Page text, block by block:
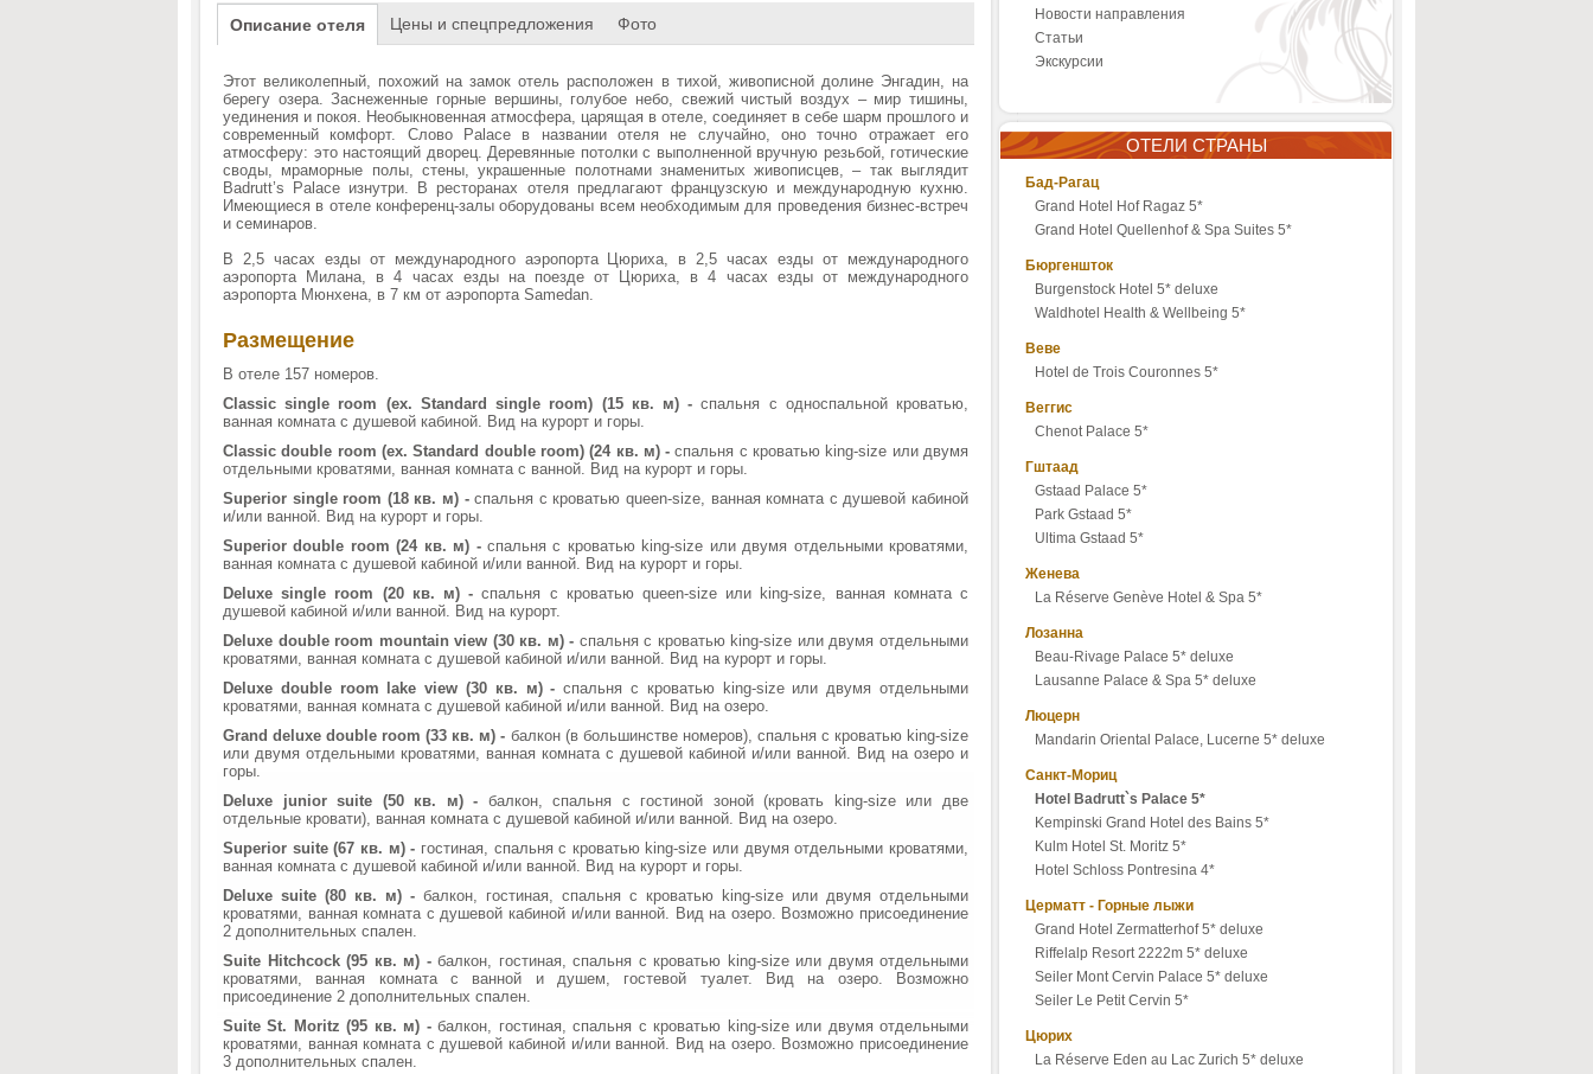
Описание отеля Цены и спецпредложения Фото
Этот великолепный, похожий на замок отель расположен в тихой, живописной долине Энгадин, на
берегу озера. Заснеженные горные вершины, голубое небо, свежий чистый воздух – мир тишины,
уединения и покоя. Необыкновенная атмосфера, царящая в отеле, соединяет в себе шарм прошлого и
современный комфорт. Слово Palace в названии отеля не случайно, оно точно отражает его
атмосферу: это настоящий дворец. Деревянные потолки с выполненной вручную резьбой, готические
своды, мраморные полы, стены, украшенные полотнами знаменитых живописцев, – так выглядит
Badrutt’s Palace изнутри. В ресторанах отеля предлагают французскую и международную кухню.
Имеющиеся в отеле конференц-залы оборудованы всем необходимым для проведения бизнес-встреч
и семинаров.
В 2,5 часах езды от международного аэропорта Цюриха, в 2,5 часах езды от международного
аэропорта Милана, в 4 часах езды на поезде от Цюриха, в 4 часах езды от международного
аэропорта Мюнхена, в 7 км от аэропорта Samedan.
Размещение
В отеле 157 номеров.
Classic single room (ex. Standard single room) (15 кв. м) - спальня с односпальной кроватью,
ванная комната с душевой кабиной. Вид на курорт и горы.
Classic double room (ex. Standard double room) (24 кв. м) -спальня с кроватью king-size или двумя
отдельными кроватями, ванная комната с ванной. Вид на курорт и горы.
Superior single room (18 кв. м) -спальня с кроватью queen-size, ванная комната с душевой кабиной
и/или ванной. Вид на курорт и горы.
Superior double room (24 кв. м) -спальня с кроватью king-size или двумя отдельными кроватями,
ванная комната с душевой кабиной и/или ванной. Вид на курорт и горы.
Deluxe single room (20 кв. м) -спальня с кроватью queen-size или king-size, ванная комната с
душевой кабиной и/или ванной. Вид на курорт.
Deluxe double room mountain view (30 кв. м) - спальня с кроватью king-size или двумя отдельными
кроватями, ванная комната с душевой кабиной и/или ванной. Вид на курорт и горы.
Deluxe double room lake view (30 кв. м) -спальня с кроватью king-size или двумя отдельными
кроватями, ванная комната с душевой кабиной и/или ванной. Вид на озеро.
Grand deluxe double room (33 кв. м) - балкон (в большинстве номеров), спальня с кроватью king-size
или двумя отдельными кроватями, ванная комната с душевой кабиной и/или ванной. Вид на озеро и
горы.
Deluxe junior suite (50 кв. м) - балкон, спальня с гостиной зоной (кровать king-size или две
отдельные кровати), ванная комната с душевой кабиной и/или ванной. Вид на озеро.
Superior suite (67 кв. м) - гостиная, спальня с кроватью king-size или двумя отдельными кроватями,
ванная комната с душевой кабиной и/или ванной. Вид на курорт и горы.
Deluxe suite (80 кв. м) - балкон, гостиная, спальня с кроватью king-size или двумя отдельными
кроватями, ванная комната с душевой кабиной и/или ванной. Вид на озеро. Возможно присоединение
2 дополнительных спален.
Suite Hitchcock (95 кв. м) - балкон, гостиная, спальня с кроватью king-size или двумя отдельными
кроватями, ванная комната с ванной и душем, гостевой туалет. Вид на озеро. Возможно
присоединение 2 дополнительных спален.
Suite St. Moritz (95 кв. м) -балкон, гостиная, спальня с кроватью king-size или двумя отдельными
кроватями, ванная комната с душевой кабиной и/или ванной. Вид на озеро. Возможно присоединение
3 дополнительных спален.
Новости направления
Статьи
Экскурсии
ОТЕЛИ СТРАНЫ
Бад-Рагац
Grand Hotel Hof Ragaz 5*
Grand Hotel Quellenhof & Spa Suites 5*
Бюргеншток
Burgenstock Hotel 5* deluxe
Waldhotel Health & Wellbeing 5*
Веве
Hotel de Trois Couronnes 5*
Веггис
Chenot Palace 5*
Гштаад
Gstaad Palace 5*
Park Gstaad 5*
Ultima Gstaad 5*
Женева
La Réserve Genève Hotel & Spa 5*
Лозанна
Beau-Rivage Palace 5* deluxe
Lausanne Palace & Spa 5* deluxe
Люцерн
Mandarin Oriental Palace, Lucerne 5* deluxe
Санкт-Мориц
Hotel Badrutt`s Palace 5*
Kempinski Grand Hotel des Bains 5*
Kulm Hotel St. Moritz 5*
Hotel Schloss Pontresina 4*
Церматт - Горные лыжи
Grand Hotel Zermatterhof 5* deluxe
Riffelalp Resort 2222m 5* deluxe
Seiler Mont Cervin Palace 5* deluxe
Seiler Le Petit Cervin 5*
Цюрих
La Réserve Eden au Lac Zurich 5* deluxe